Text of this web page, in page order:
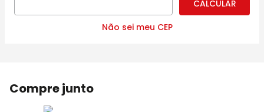
Não sei meu CEP
Compre junto